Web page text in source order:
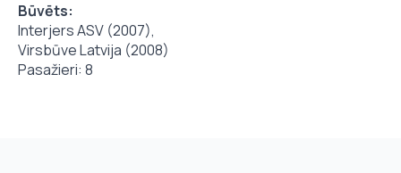
Būvēts:
Interjers ASV (2007),
Virsbūve Latvija (2008)
Pasažieri: 8